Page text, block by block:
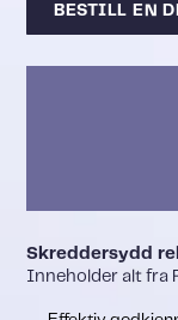
BESTILL EN
Skreddersydd
Inneholder alt fra